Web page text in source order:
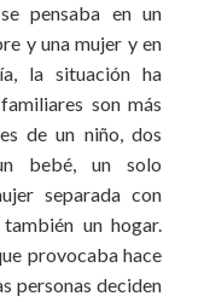
pensaba en un
y una mujer y en
la situación ha
son más
de un niño, dos
bebé, un solo
separada con
un hogar.
provocaba hace
personas deciden